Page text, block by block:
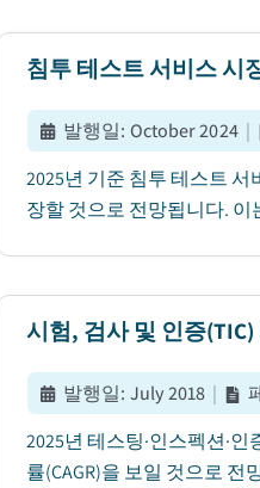
침투 테스트 서비스 시
발행일: October 2024 |
2025년 기준 침투 테스트 서
장할 것으로 전망됩니다. 이
시험, 검사 및 인증
발행일: July 2018 |
2025년 테스팅·인스펙션·
률(CAGR)을 보일 것으로